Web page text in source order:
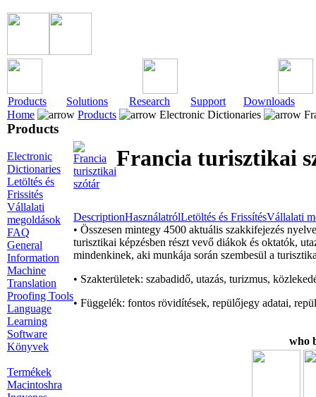
Products Solutions Research Support
Downloads
Home
Products Electronic Dictionaries
Products
Electronic
Dictionaries
Letöltés és
Frissités
Vállalati
megoldások
FAQ
General
Information
Machine
Translation
Proofing Tools
Language
Learning
Software
Könyvek
Termékek
Macintoshra
Francia turisztikai
DescriptionHasználatrólLetöltés és FrissítésVállalati
• Összesen mintegy 4500 aktuális szakkifejezés
turisztikai képzésben részt vevő diákok és oktatók,
mindenkinek, aki munkája során szembesül a
• Szakterületek: szabadidő, utazás, turizmus,
• Függelék: fontos rövidítések, repülőjegy adatai,
who